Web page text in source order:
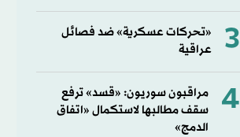
3
«تحركات عسكرية» ضد فصائل
عراقية
4
مراقبون سوريون: «قسد» ترفع
سقف مطالبها لاستكمال «اتفاق
الدمج»